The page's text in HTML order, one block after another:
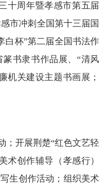
十周年暨孝感市第五届
市冲刺全国第十三届国
白杯”第二届全国书法作
书隶书作品展、“清风
机关建设主题书画展；
；开展荆楚“红色文艺轻
术创作辅导（孝感行）
生创作活动；组织美术